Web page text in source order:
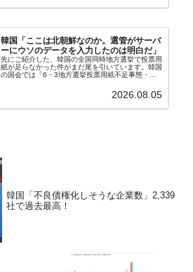
韓国「ここは北朝鮮なのか。選管がサーバ
ーにウソのデータを入力したのは明白だ」
先にご紹介した、韓国の全国同時地方選挙で投票用
紙が足らなかった件がまだ尾を引いています。韓国
の国会では「6・3地方選挙投票用紙不足事態・国
す。『国民の力』の朱晋佑（チュ・ジヌ）議員はそ
2026.08.05
韓国「不良債権化しそうな企業数」2,339
社で過去最高！